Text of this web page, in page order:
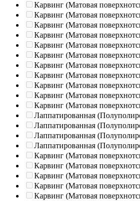
Карвинг (Матовая
Карвинг (Матовая
Карвинг (Матовая
Карвинг (Матовая
Карвинг (Матовая
Карвинг (Матовая
Карвинг (Матовая
Карвинг (Матовая
Карвинг (Матовая
Карвинг (Матовая
Карвинг (Матовая
Лаппатированная
Лаппатированная
Лаппатированная
Лаппатированная
Карвинг (Матовая
Карвинг (Матовая
Карвинг (Матовая
Карвинг (Матовая
Карвинг (Матовая